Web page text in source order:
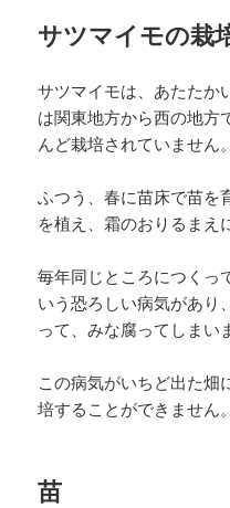
サツマイモの栽
サツマイモは、あたたか
は関東地方から西の地方
んど栽培されていません。
ふつう、春に苗床で苗を
を植え、霜のおりるまえ
毎年同じところにつくっ
いう恐ろしい病気があり
って、みな腐ってしまい
この病気がいちど出た畑
培することができません。
苗